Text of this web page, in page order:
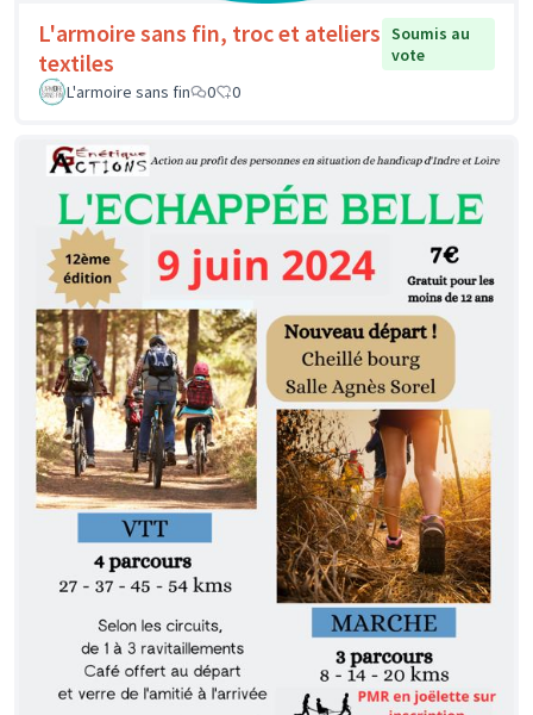
L'armoire sans fin, troc et ateliers
textiles
Soumis au
vote
L'armoire sans fin
0 0